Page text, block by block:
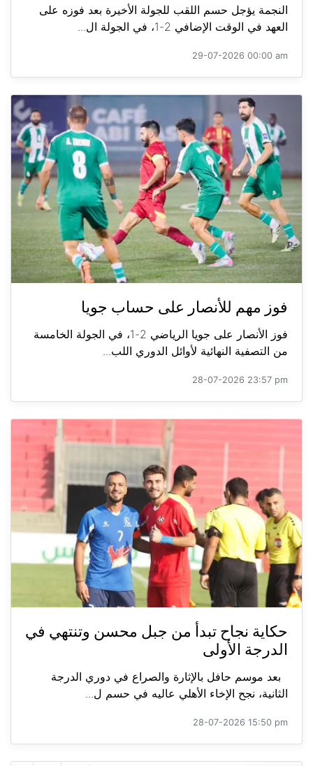
النجمة يؤجل حسم اللقب للجولة الأخيرة بعد فوزه على
العهد في الوقت الإضافي 2-1، في الجولة ال...
29-07-2026 00:00 am
فوز مهم للأنصار على حساب جويا
فوز الأنصار على جويا الرياضي 2-1، في الجولة الخامسة
من التصفية النهائية لأوائل الدوري اللب...
28-07-2026 23:57 pm
حكاية نجاح تبدأ من جبل محسن وتنتهي في
الدرجة الأولى
بعد موسم حافل بالإثارة والصراع في دوري الدرجة
الثانية، نجح الإخاء الأهلي عاليه في حسم ل...
28-07-2026 15:50 pm